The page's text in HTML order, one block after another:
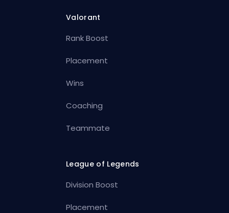
Valorant
Rank Boost
Placement
Wins
Coaching
Teammate
League of Legends
Division Boost
Placement